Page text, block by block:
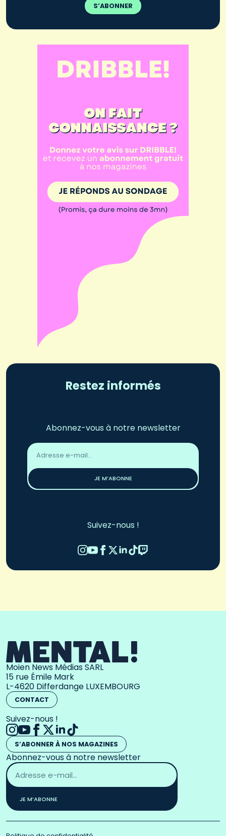
S’ABONNER
Restez informés
Abonnez-vous à notre newsletter
Adresse
email
JE M’ABONNE
Suivez-nous !
Moien News Médias SARL
15 rue Émile Mark
L-4620 Differdange LUXEMBOURG
CONTACT
Suivez-nous !
S’ABONNER À NOS MAGAZINES
Abonnez-vous à notre newsletter
Adresse
email
*
JE M’ABONNE